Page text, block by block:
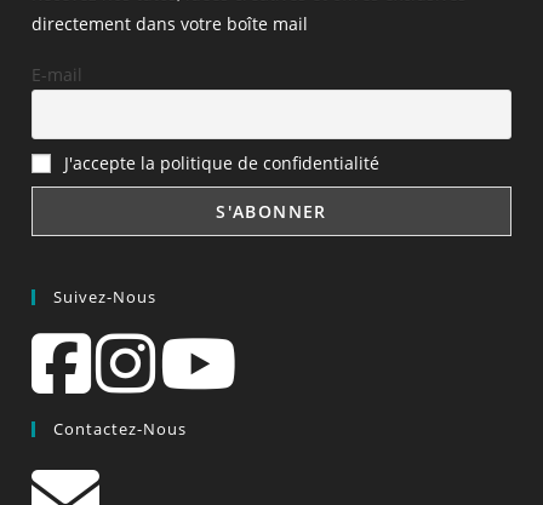
directement dans votre boîte mail
E-mail
J'accepte la politique de confidentialité
Suivez-Nous
Contactez-Nous